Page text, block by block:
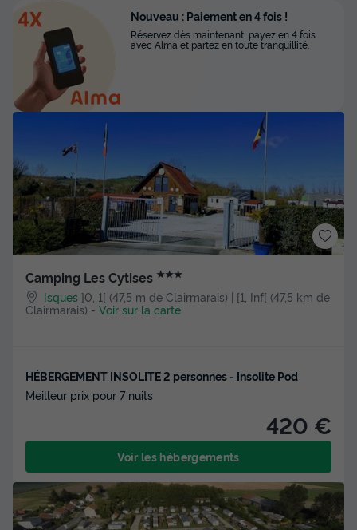
Camping Les Cytises ★★★
Isques ]0, 1[ (47,5 m de Clairmarais) | [1, Inf[ (47,5 km de
Clairmarais) - Voir sur la carte
HÉBERGEMENT INSOLITE 2 personnes - Insolite Pod
Meilleur prix pour 7 nuits
420 €
Voir les hébergements
Nouveau : Paiement en 4 fois !
Réservez dès maintenant, payez en 4 fois
avec Alma et partez en toute tranquillité.